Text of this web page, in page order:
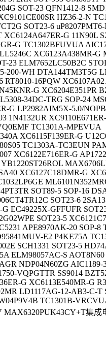
SOT-23 QFN1412-8
HZ36-2-N
SOT23-6
G 11N90L
G TC1302BFUVUA
XC6123A438MR-G
23 ELM7652LC50B2C
200-WH DTA144TM3T5G
16PQW
G XC6204E351PR
34DC-TRG SOP-24
G LP2982AIM5X-5.0/
1N4132UR
TC1301A-MPEVUA
XC6115F139ER-G
TC1303A-TC3EUN
XC6122E716ER-G
YB1220ST26ROL
XC6127C18DMR-G
SOT89-5 SOP-16
SOT23-6
EC49225X-GFFUFR
SOT23-5
APE8970AK-20 SOP-8
E2 P4KE75A
SCH1331 SOT23-5
ELM98057AC-S AOT8N60
NDP04N60ZG AIC1189-
VQPGTTR SS9014
G XC6113E540MR-G
LD1117AG-12-AB3-C-T
TC1301B-
MAX6320PUK43CY+T集成